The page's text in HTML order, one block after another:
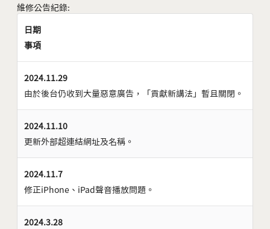
維修公告紀錄:
日期
事項
2024.11.29
由於後台仍收到大量惡意廣告，「貢獻新講法」暫且關閉。
2024.11.10
更新外部超連結網址及名稱。
2024.11.7
修正iPhone、iPad聲音播放問題。
2024.3.28